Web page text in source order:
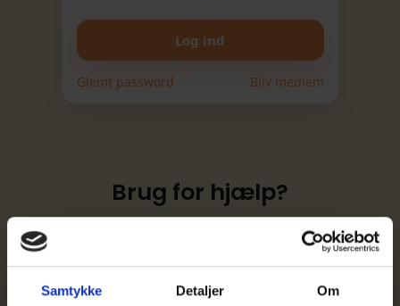
Samtykke Detaljer Om
Glemt password Bliv medlem
Brug for hjælp?
loni@ika.dk
Mobil 6128 0858